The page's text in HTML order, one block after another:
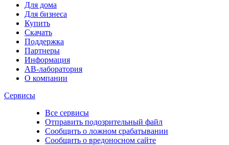
Для дома
Для бизнеса
Купить
Скачать
Поддержка
Партнеры
Информация
АВ-лаборатория
О компании
Сервисы
Все сервисы
Отправить подозрительный файл
Сообщить о ложном срабатывании
Сообщить о вредоносном сайте